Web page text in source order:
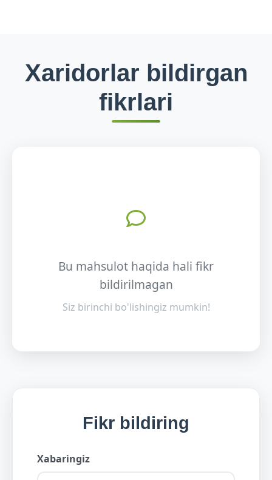
Xaridorlar bildirgan
fikrlari
Bu mahsulot haqida hali fikr
bildirilmagan
Siz birinchi bo'lishingiz mumkin!
Fikr bildiring
Xabaringiz